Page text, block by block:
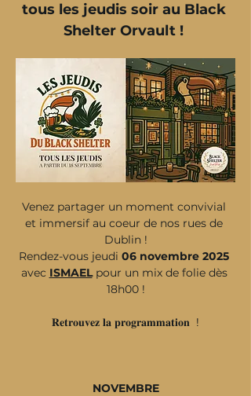
tous les jeudis soir au Black
Shelter Orvault !
Venez partager un moment convivial
et immersif au coeur de nos rues de
Dublin !
Rendez-vous jeudi 06 novembre 2025
avec ISMAEL pour un mix de folie dès
18h00 !
𝐑𝐞𝐭𝐫𝐨𝐮𝐯𝐞𝐳 𝐥𝐚 𝐩𝐫𝐨𝐠𝐫𝐚𝐦𝐦𝐚𝐭𝐢𝐨𝐧  !
NOVEMBRE